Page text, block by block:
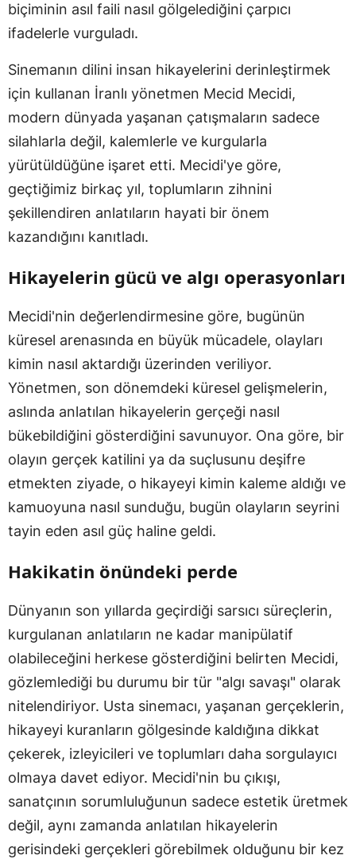
biçiminin asıl faili nasıl gölgelediğini çarpıcı
ifadelerle vurguladı.
Sinemanın dilini insan hikayelerini derinleştirmek
için kullanan İranlı yönetmen Mecid Mecidi,
modern dünyada yaşanan çatışmaların sadece
silahlarla değil, kalemlerle ve kurgularla
yürütüldüğüne işaret etti. Mecidi'ye göre,
geçtiğimiz birkaç yıl, toplumların zihnini
şekillendiren anlatıların hayati bir önem
kazandığını kanıtladı.
Hikayelerin gücü ve algı operasyonları
Mecidi'nin değerlendirmesine göre, bugünün
küresel arenasında en büyük mücadele, olayları
kimin nasıl aktardığı üzerinden veriliyor.
Yönetmen, son dönemdeki küresel gelişmelerin,
aslında anlatılan hikayelerin gerçeği nasıl
bükebildiğini gösterdiğini savunuyor. Ona göre, bir
olayın gerçek katilini ya da suçlusunu deşifre
etmekten ziyade, o hikayeyi kimin kaleme aldığı ve
kamuoyuna nasıl sunduğu, bugün olayların seyrini
tayin eden asıl güç haline geldi.
Hakikatin önündeki perde
Dünyanın son yıllarda geçirdiği sarsıcı süreçlerin,
kurgulanan anlatıların ne kadar manipülatif
olabileceğini herkese gösterdiğini belirten Mecidi,
gözlemlediği bu durumu bir tür "algı savaşı" olarak
nitelendiriyor. Usta sinemacı, yaşanan gerçeklerin,
hikayeyi kuranların gölgesinde kaldığına dikkat
çekerek, izleyicileri ve toplumları daha sorgulayıcı
olmaya davet ediyor. Mecidi'nin bu çıkışı,
sanatçının sorumluluğunun sadece estetik üretmek
değil, aynı zamanda anlatılan hikayelerin
gerisindeki gerçekleri görebilmek olduğunu bir kez